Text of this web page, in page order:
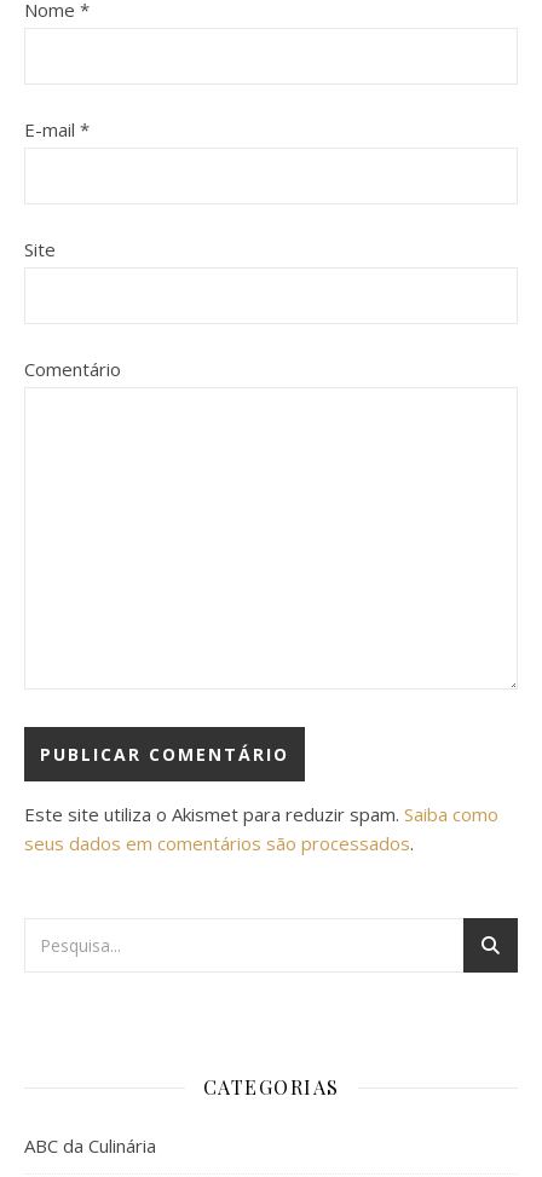
Nome *
E-mail *
Site
Comentário
Este site utiliza o Akismet para reduzir spam. Saiba como
seus dados em comentários são processados.
CATEGORIAS
ABC da Culinária